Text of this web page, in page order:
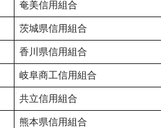
奄美信用組合
茨城県信用組合
香川県信用組合
岐阜商工信用組合
共立信用組合
熊本県信用組合